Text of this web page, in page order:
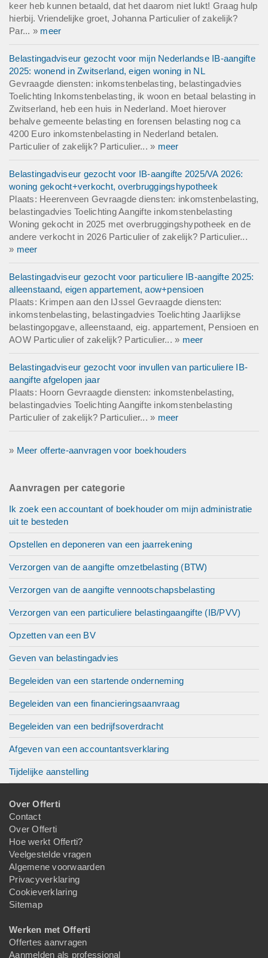
keer heb kunnen betaald, dat het daarom niet lukt! Graag hulp
hierbij. Vriendelijke groet, Johanna Particulier of zakelijk?
Par... » meer
Belastingadviseur gezocht voor mijn Nederlandse IB-aangifte
2025: wonend in Zwitserland, eigen woning in NL
Gevraagde diensten: inkomstenbelasting, belastingadvies
Toelichting Inkomstenbelasting, ik woon en betaal belasting in
Zwitserland, heb een huis in Nederland. Moet hierover
behalve gemeente belasting en forensen belasting nog ca
4200 Euro inkomstenbelasting in Nederland betalen.
Particulier of zakelijk? Particulier... » meer
Belastingadviseur gezocht voor IB-aangifte 2025/VA 2026:
woning gekocht+verkocht, overbruggingshypotheek
Plaats: Heerenveen Gevraagde diensten: inkomstenbelasting,
belastingadvies Toelichting Aangifte inkomstenbelasting
Woning gekocht in 2025 met overbruggingshypotheek en de
andere verkocht in 2026 Particulier of zakelijk? Particulier...
» meer
Belastingadviseur gezocht voor particuliere IB-aangifte 2025:
alleenstaand, eigen appartement, aow+pensioen
Plaats: Krimpen aan den IJssel Gevraagde diensten:
inkomstenbelasting, belastingadvies Toelichting Jaarlijkse
belastingopgave, alleenstaand, eig. appartement, Pensioen en
AOW Particulier of zakelijk? Particulier... » meer
Belastingadviseur gezocht voor invullen van particuliere IB-
aangifte afgelopen jaar
Plaats: Hoorn Gevraagde diensten: inkomstenbelasting,
belastingadvies Toelichting Aangifte inkomstenbelasting
Particulier of zakelijk? Particulier... » meer
» Meer offerte-aanvragen voor boekhouders
Aanvragen per categorie
Ik zoek een accountant of boekhouder om mijn administratie
uit te besteden
Opstellen en deponeren van een jaarrekening
Verzorgen van de aangifte omzetbelasting (BTW)
Verzorgen van de aangifte vennootschapsbelasting
Verzorgen van een particuliere belastingaangifte (IB/PVV)
Opzetten van een BV
Geven van belastingadvies
Begeleiden van een startende onderneming
Begeleiden van een financieringsaanvraag
Begeleiden van een bedrijfsoverdracht
Afgeven van een accountantsverklaring
Tijdelijke aanstelling
Over Offerti
Contact
Over Offerti
Hoe werkt Offerti?
Veelgestelde vragen
Algemene voorwaarden
Privacyverklaring
Cookieverklaring
Sitemap
Werken met Offerti
Offertes aanvragen
Aanmelden als professional